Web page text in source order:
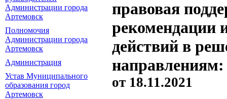
Администрации города
Артемовск
Полномочия
Администрации города
Артемовск
Администрация
Устав Муниципального
образования город
Артемовск
правовая
рекомендации
действий в
направлениям:
от 18.11.2021